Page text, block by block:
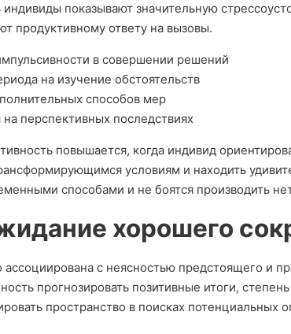
показывают значительную
продуктивному ответу на вызовы.
в совершении решений
на изучение обстоятельств
способов мер
перспективных последствиях
повышается, когда индивид
условиям и находить
способами и не боятся производить
хорошего
с неясностью предстоящего и
прогнозировать позитивные итоги,
пространство в поисках потенциальных